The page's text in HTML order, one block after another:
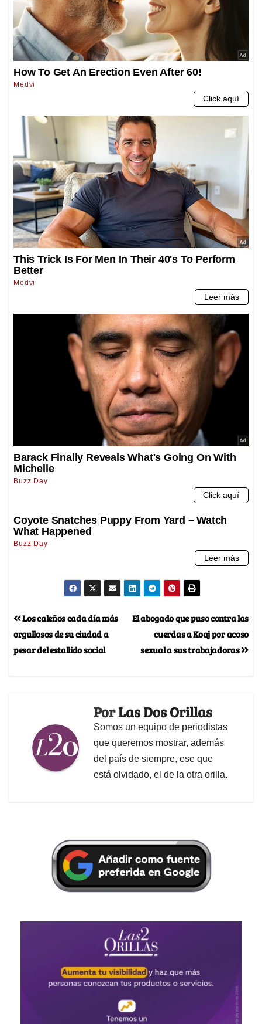
El abogado que puso contra las
cuerdas a Koaj por acoso
sexual a sus trabajadoras
Los caleños cada día más
orgullosos de su ciudad a
pesar del estallido social
PorLas Dos Orillas
Somos un equipo de periodistas
que queremos mostrar, además
del país de siempre, ese que
está olvidado, el de la otra orilla.